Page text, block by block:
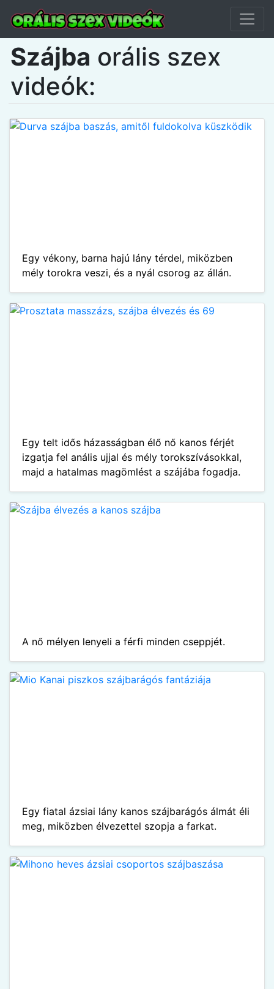
Szájba orális szex
videók:
Egy vékony, barna hajú lány térdel, miközben
mély torokra veszi, és a nyál csorog az állán.
Egy telt idős házasságban élő nő kanos férjét
izgatja fel anális ujjal és mély torokszívásokkal,
majd a hatalmas magömlést a szájába fogadja.
A nő mélyen lenyeli a férfi minden cseppjét.
Egy fiatal ázsiai lány kanos szájbarágós álmát éli
meg, miközben élvezettel szopja a farkat.